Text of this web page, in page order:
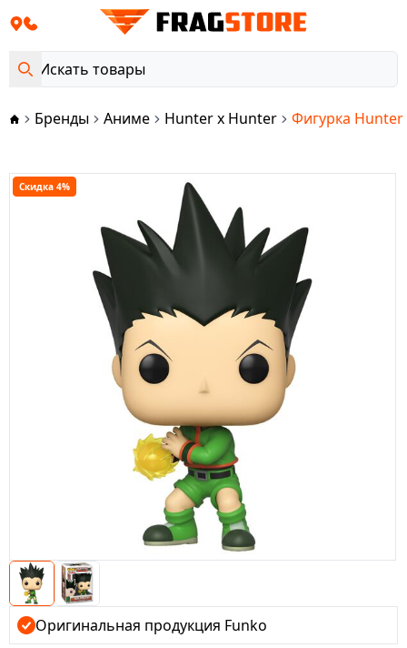
Бренды Аниме Hunter x Hunter Фигурка Hunter
Скидка 4%
Оригинальная продукция Funko